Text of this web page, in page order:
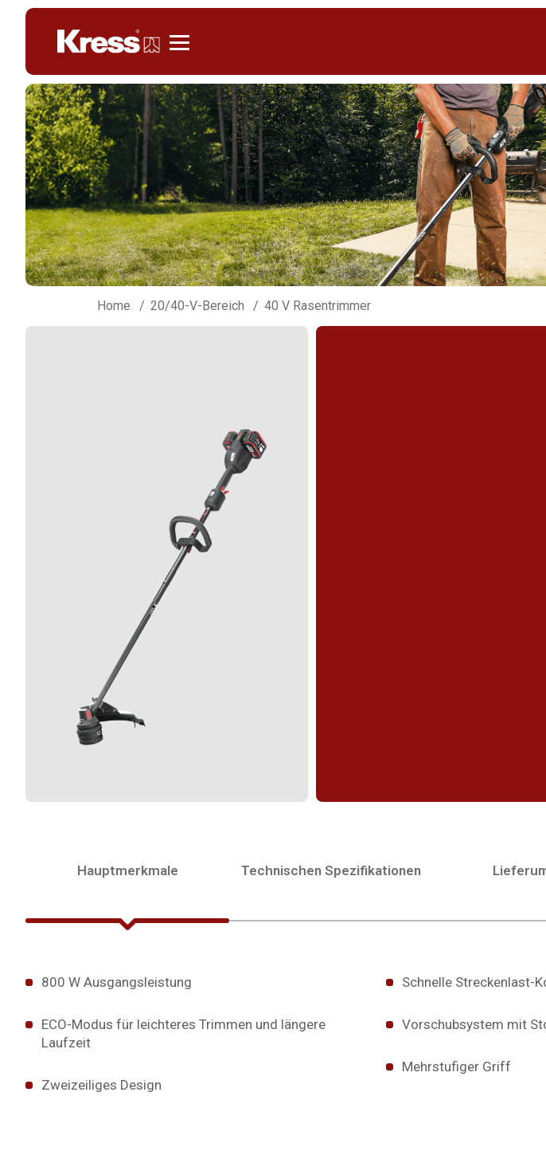
Home 20/40-V-Bereich 40 V Rasentrimmer
Hauptmerkmale Technischen Spezifikationen
800 W Ausgangsleistung
ECO-Modus für leichteres Trimmen und längere
Laufzeit
Zweizeiliges Design
Schnelle Streckenlast-
Vorschubsystem mit
Mehrstufiger Griff